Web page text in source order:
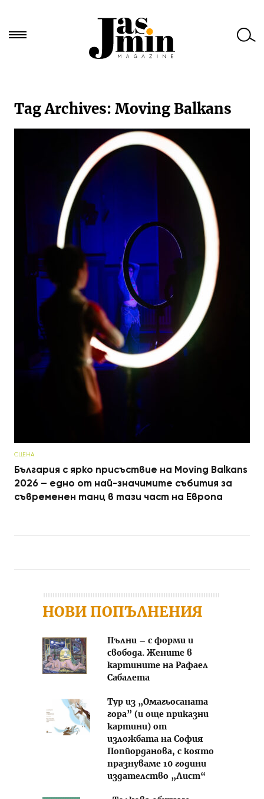
за:Tag Archives: Moving Balkans
СЦЕНА
България с ярко присъствие на Moving Balkans
2026 – едно от най-значимите събития за
съвременен танц в тази част на Европа
НОВИ ПОПЪЛНЕНИЯ
Пълни – с форми и
свобода. Жените в
картините на Рафаел
Сабалета
Тур из „Омагьосаната
гора” (и още приказни
картини) от
изложбата на София
Попйорданова, с която
празнуваме 10 години
издателство „Лист“